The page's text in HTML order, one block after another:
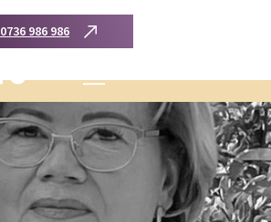
0736 986 986